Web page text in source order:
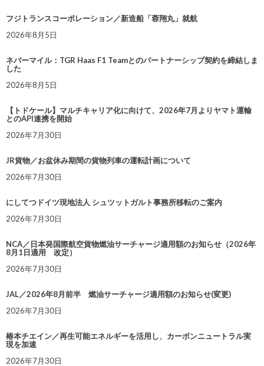
フジトランスコーポレーション／新造船「蓉翔丸」就航
2026年8月5日
ネバーマイル：TGR Haas F1 Teamとのパートナーシップ契約を締結しま
した
2026年8月5日
【トドケール】マルチキャリア化に向けて、2026年7月よりヤマト運輸
とのAPI連携を開始
2026年7月30日
JR貨物／お盆休み期間の貨物列車の運転計画について
2026年7月30日
にしてつドイツ現地法人 シュツットガルト事務所移転のご案内
2026年7月30日
NCA／日本発国際航空貨物燃油サーチャージ適用額のお知らせ（2026年
8月1日適用 改定）
2026年7月30日
JAL／2026年8月前半 燃油サーチャージ適用額のお知らせ(変更)
2026年7月30日
椿本チエイン／再生可能エネルギーを活用し、カーボンニュートラル実
現を加速
2026年7月30日